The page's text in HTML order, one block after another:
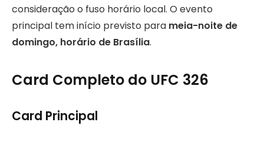
consideração o fuso horário local. O evento
principal tem início previsto para meia-noite de
domingo, horário de Brasília.
Card Completo do UFC 326
Card Principal